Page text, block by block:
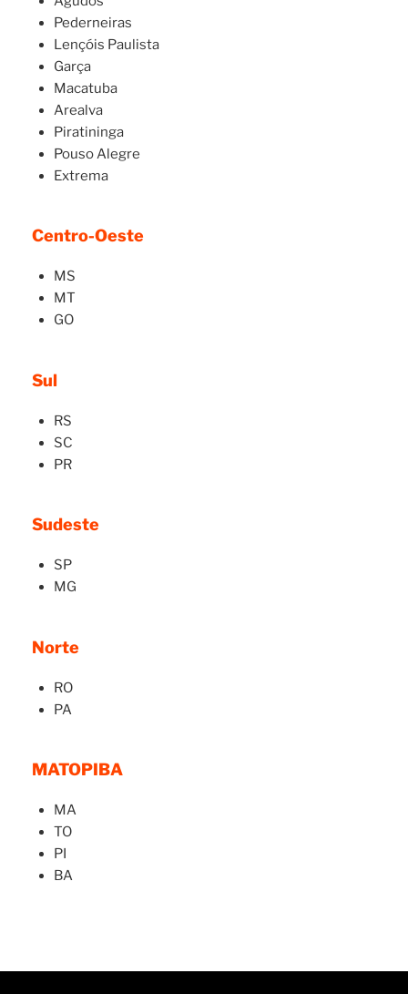
Pederneiras
Lençóis Paulista
Garça
Macatuba
Arealva
Piratininga
Pouso Alegre
Extrema
Centro-Oeste
MS
MT
GO
Sul
RS
SC
PR
Sudeste
SP
MG
Norte
RO
PA
MATOPIBA
MA
TO
PI
BA